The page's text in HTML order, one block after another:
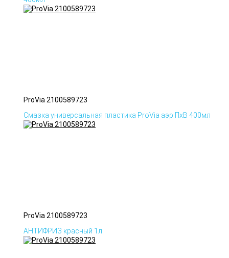
ProVia 2100589723
Смазка универсальная пластика ProVia аэр ПхВ 400мл
ProVia 2100589723
АНТИФРИЗ красный 1л.